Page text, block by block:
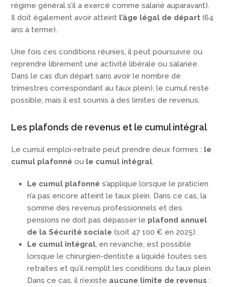
régime général s’il a exercé comme salarié auparavant).
Il doit également avoir atteint l’âge légal de départ (64
ans à terme).
Une fois ces conditions réunies, il peut poursuivre ou
reprendre librement une activité libérale ou salariée.
Dans le cas d’un départ sans avoir le nombre de
trimestres correspondant au taux plein), le cumul reste
possible, mais il est soumis à des limites de revenus.
Les plafonds de revenus et le cumul intégral
Le cumul emploi-retraite peut prendre deux formes : le
cumul plafonné ou le cumul intégral.
Le cumul plafonné s’applique lorsque le praticien
n’a pas encore atteint le taux plein. Dans ce cas, la
somme des revenus professionnels et des
pensions ne doit pas dépasser le plafond annuel
de la Sécurité sociale (soit 47 100 € en 2025).
Le cumul intégral, en revanche, est possible
lorsque le chirurgien-dentiste a liquidé toutes ses
retraites et qu’il remplit les conditions du taux plein.
Dans ce cas, il n’existe aucune limite de revenus :